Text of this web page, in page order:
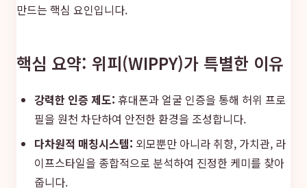
만드는 핵심 요인입니다.
핵심 요약: 위피(WIPPY)가 특별한 이유
강력한 인증 제도: 휴대폰과 얼굴 인증을 통해 허위 프로
필을 원천 차단하여 안전한 환경을 조성합니다.
다차원적 매칭시스템: 외모뿐만 아니라 취향, 가치관, 라
이프스타일을 종합적으로 분석하여 진정한 케미를 찾아
줍니다.